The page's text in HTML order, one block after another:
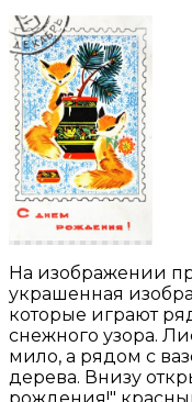
На изображении
украшенная
которые играют
снежного узора.
мило, а рядом с
дерева. Внизу